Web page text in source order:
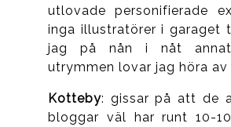
utlovade personifierade
inga illustratörer i garaget
jag på nån i nåt
utrymmen lovar jag höra av
Kotteby: gissar på att de
bloggar väl har runt 10-